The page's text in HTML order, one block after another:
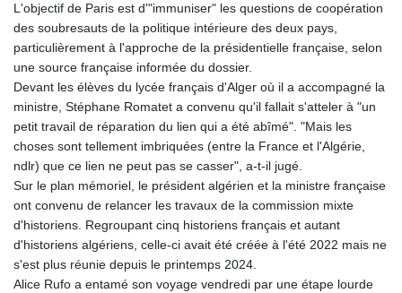
L'objectif de Paris est d'"immuniser" les questions de coopération
des soubresauts de la politique intérieure des deux pays,
particulièrement à l'approche de la présidentielle française, selon
une source française informée du dossier.
Devant les élèves du lycée français d'Alger où il a accompagné la
ministre, Stéphane Romatet a convenu qu'il fallait s'atteler à "un
petit travail de réparation du lien qui a été abîmé". "Mais les
choses sont tellement imbriquées (entre la France et l'Algérie,
ndlr) que ce lien ne peut pas se casser", a-t-il jugé.
Sur le plan mémoriel, le président algérien et la ministre française
ont convenu de relancer les travaux de la commission mixte
d'historiens. Regroupant cinq historiens français et autant
d'historiens algériens, celle-ci avait été créée à l'été 2022 mais ne
s'est plus réunie depuis le printemps 2024.
Alice Rufo a entamé son voyage vendredi par une étape lourde